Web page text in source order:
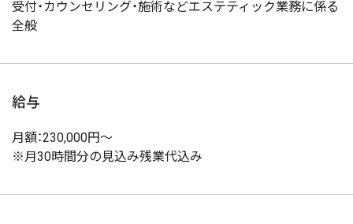
受付・カウンセリング・施術などエステティック業務に係る
全般
給与
月額：230,000円～
※月30時間分の見込み残業代込み